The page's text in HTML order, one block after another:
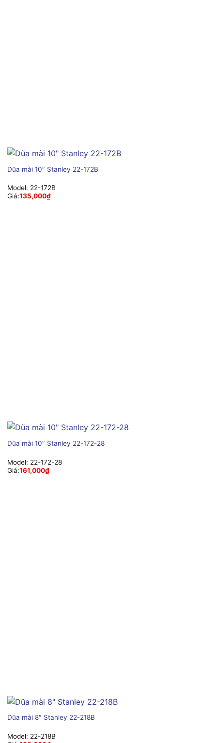
Dũa mài 10″ Stanley 22-172B
Model: 22-172B
Giá:135,000₫
Dũa mài 10″ Stanley 22-172-28
Model: 22-172-28
Giá:161,000₫
Dũa mài 8″ Stanley 22-218B
Model: 22-218B